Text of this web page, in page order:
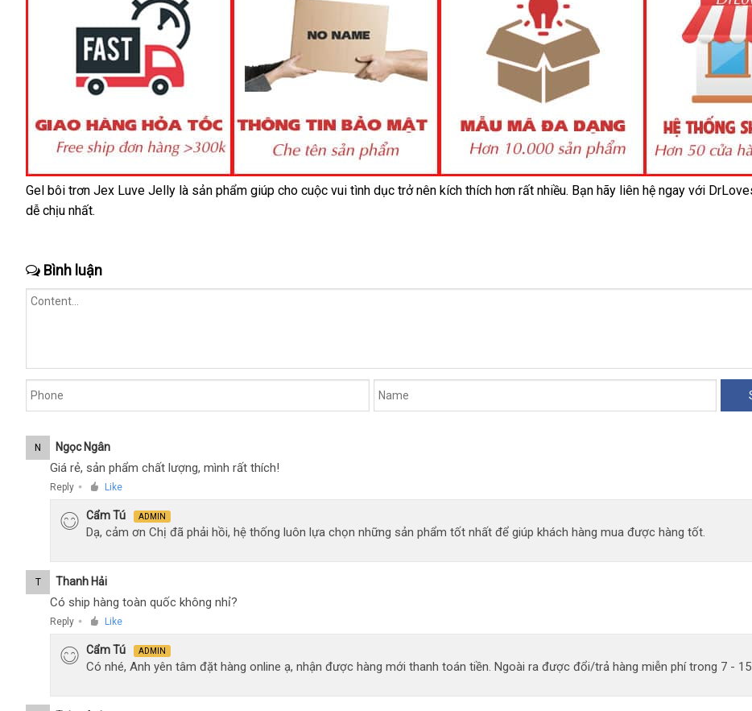
Gel bôi trơn Jex Luve Jelly là sản phẩm giúp cho cuộc vui tình dục trở nên kích thích hơn giá
rất nhiềufacebook
. Bạn hãy liên hệ ngay dễ
với
dễ chịu nhất.
Bình luận
N Ngọc Ngân
Giá rẻ, sản phẩm chất lượng, mình rất thích!
Reply ● Like
Cẩm Tú ADMIN
Dạ, cảm ơn Chị đã phải hồi, hệ thống luôn lựa chọn những sản phẩm tốt nhất để giúp khách hàng mua được hàng tốt.
T Thanh Hải
Có ship hàng toàn quốc không nhỉ?
Reply ● Like
Cẩm Tú ADMIN
Có nhé, Anh yên tâm đặt hàng online ạ, nhận được hàng mới thanh toán tiền. Ngoài ra được đổi/trả hàng miễn phí trong 7 -